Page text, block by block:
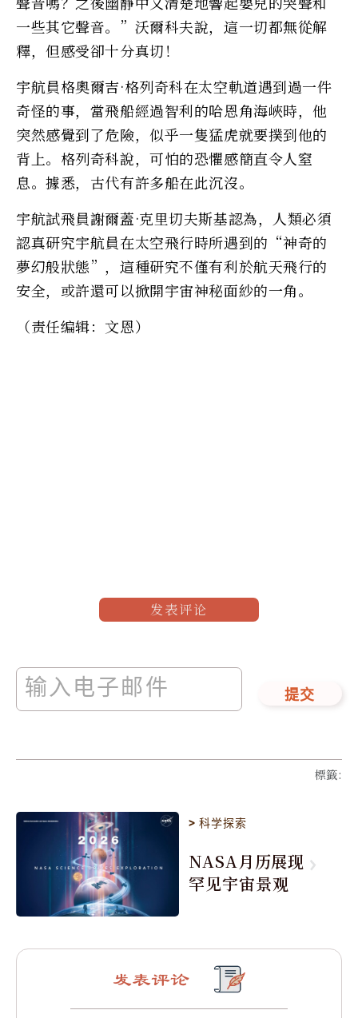
一些其它聲音。”沃爾科夫說，這一切都無從解
釋，但感受卻十分真切！
宇航員格奧爾吉·格列奇科在太空軌道遇到過一件
奇怪的事，當飛船經過智利的哈恩角海峽時，他
突然感覺到了危險，似乎一隻猛虎就要撲到他的
背上。格列奇科說，可怕的恐懼感簡直令人窒
息。據悉，古代有許多船在此沉沒。
宇航試飛員謝爾蓋·克里切夫斯基認為，人類必須
認真研究宇航員在太空飛行時所遇到的“神奇的
夢幻般狀態”，這種研究不僅有利於航天飛行的
安全，或許還可以掀開宇宙神秘面紗的一角。
（责任编辑：文恩）
发表评论
提交
標籤:
>科学探索
NASA月历展现
罕见宇宙景观
发表评论